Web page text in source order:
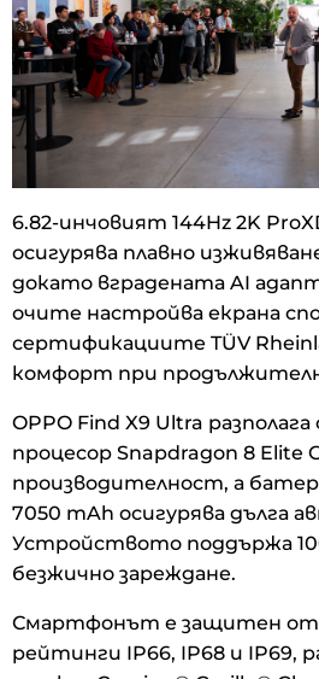
6.82-инчовият 144Hz 2K
осигурява плавно
докато вградената AI
очите настройва екрана
сертификациите TÜV
комфорт при
OPPO Find X9 Ultra разполага
процесор Snapdragon 8 Elite
производителност, а
7050 mAh осигурява дълга
Устройството поддържа
безжично зареждане.
Смартфонът е защитен от
рейтинги IP66, IP68 и IP69,